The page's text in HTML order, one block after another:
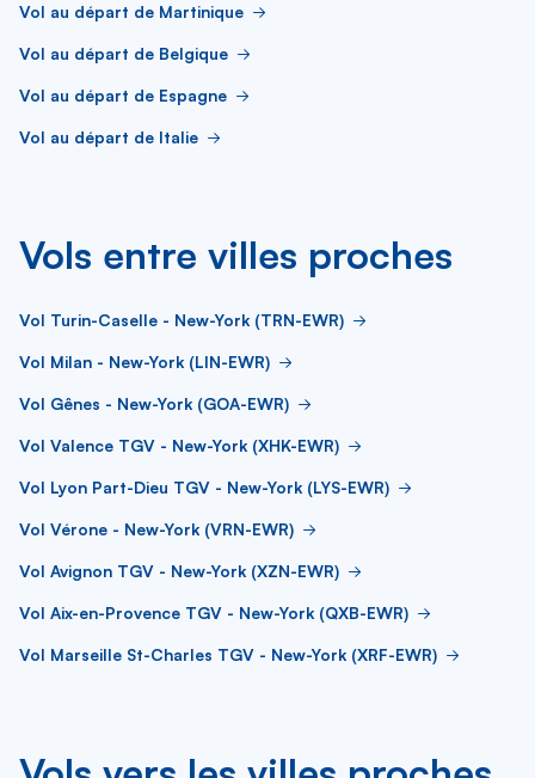
Vol au départ de Martinique
Vol au départ de Belgique
Vol au départ de Espagne
Vol au départ de Italie
Vols entre villes proches
Vol Turin-Caselle - New-York (TRN-EWR)
Vol Milan - New-York (LIN-EWR)
Vol Gênes - New-York (GOA-EWR)
Vol Valence TGV - New-York (XHK-EWR)
Vol Lyon Part-Dieu TGV - New-York (LYS-EWR)
Vol Vérone - New-York (VRN-EWR)
Vol Avignon TGV - New-York (XZN-EWR)
Vol Aix-en-Provence TGV - New-York (QXB-EWR)
Vol Marseille St-Charles TGV - New-York (XRF-EWR)